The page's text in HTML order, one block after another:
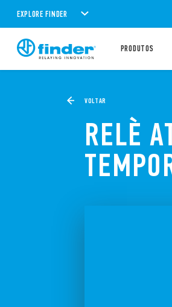
EXPLORE FINDER
PRODUTOS
VOLTAR
RELÈ